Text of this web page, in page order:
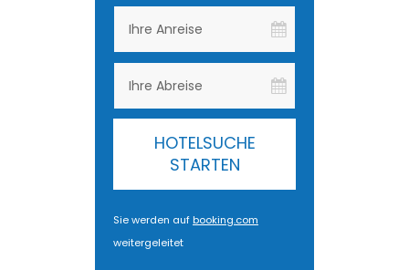
HOTELSUCHE
STARTEN
Sie werden aufbooking.com
weitergeleitet